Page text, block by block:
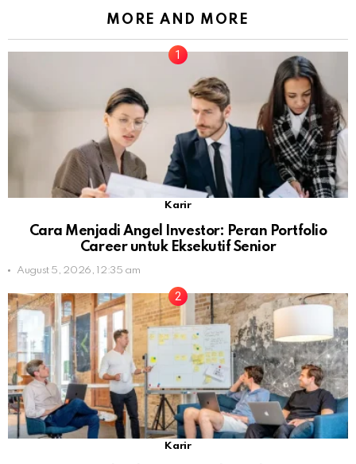
MORE AND MORE
Karir
Cara Menjadi Angel Investor: Peran Portfolio
Career untuk Eksekutif Senior
August 5, 2026, 12:35 am
Karir